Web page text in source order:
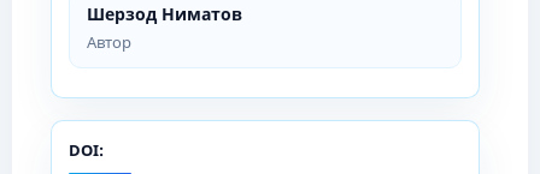
Шерзод Ниматов
Автор
DOI: